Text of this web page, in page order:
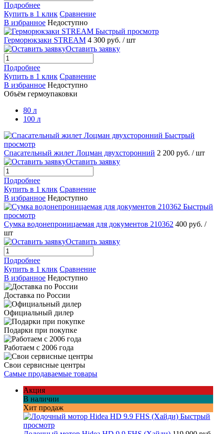
Подробнее
Купить в 1 клик Сравнение
В избранное Недоступно
Быстрый просмотр
Герморюкзаки STREAM 4 300 руб. / шт
Оставить заявку
Подробнее
Купить в 1 клик Сравнение
В избранное Недоступно
Объём гермоупаковки
80 л
100 л
Быстрый
просмотр
Спасательный жилет Лоцман двухсторонний 2 200 руб. / шт
Оставить заявку
Подробнее
Купить в 1 клик Сравнение
В избранное Недоступно
Быстрый
просмотр
Сумка водонепроницаемая для документов 210362 400 руб. /
шт
Оставить заявку
Подробнее
Купить в 1 клик Сравнение
В избранное Недоступно
Доставка по России
Официальный дилер
Подарки при покупке
Работаем с 2006 года
Свои сервисные центры
Самые продаваемые товары
Акция
В наличии
Хит продаж
Быстрый
просмотр